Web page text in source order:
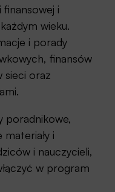
i
wieku.
i porady
finansów
sieci oraz
poradnikowe,
i
i nauczycieli,
w program